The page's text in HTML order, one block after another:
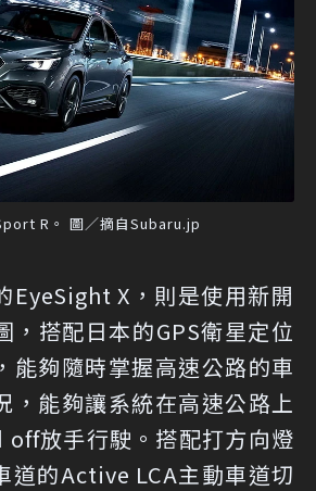
R。 圖／摘自Subaru.jp
EyeSight X，則是使用新開
，搭配日本的GPS衛星定位
能夠隨時掌握高速公路的車
，能夠讓系統在高速公路上
放手行駛。搭配打方向燈
道的Active LCA主動車道切